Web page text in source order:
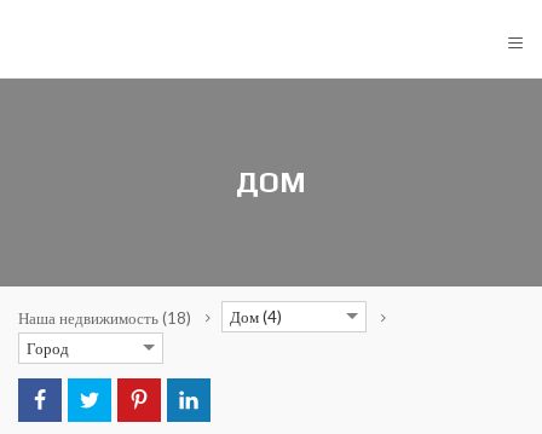
≡
ДОМ
Наша недвижимость(18)
Дом (4)
Город